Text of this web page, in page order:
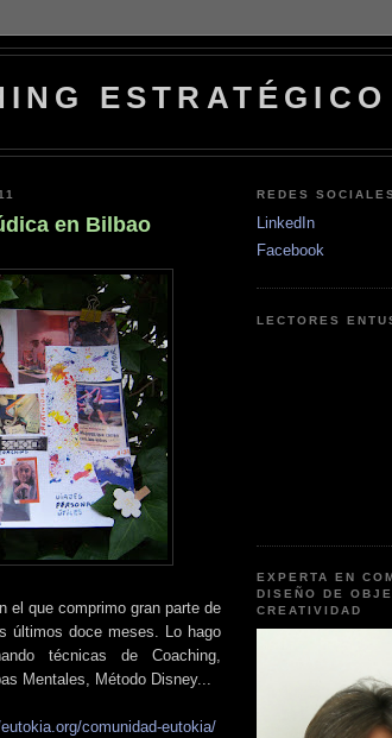
ESTRATÉGICO
en Bilbao
el que comprimo gran parte de
últimos doce meses. Lo hago
técnicas de Coaching,
Mentales, Método Disney...
comunidad-eutokia/
REDES
LinkedIn
Facebook
LECTORES
EXPERTA EN
DISEÑO DE
CREATIVIDAD